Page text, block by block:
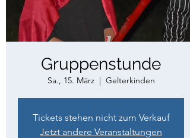
Gruppenstunde
Sa., 15. März
  |
Gelterkinden
Tickets stehen nicht zum Verkauf
Jetzt andere Veranstaltungen